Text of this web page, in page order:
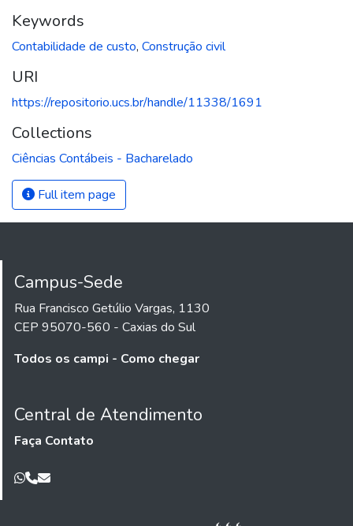
Keywords
Contabilidade de custo, Construção civil
URI
https://repositorio.ucs.br/handle/11338/1691
Collections
Ciências Contábeis - Bacharelado
Full item page
Campus-Sede
Rua Francisco Getúlio Vargas, 1130
CEP 95070-560 - Caxias do Sul
Todos os campi - Como chegar
Central de Atendimento
Faça Contato